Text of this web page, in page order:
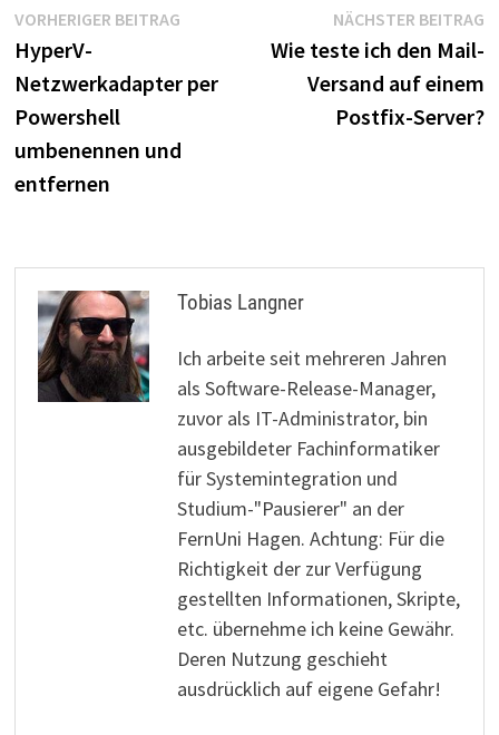
Beitragsnavigation
VORHERIGER BEITRAGVorheriger
HyperV-
Netzwerkadapter per
Powershell
umbenennen und
entfernen
NÄCHSTER BEITRAG
Wie teste ich den Mail-
Versand auf einem
Postfix-Server?
Tobias Langner
Ich arbeite seit mehreren Jahren
als Software-Release-Manager,
zuvor als IT-Administrator, bin
ausgebildeter Fachinformatiker
für Systemintegration und
Studium-"Pausierer" an der
FernUni Hagen. Achtung: Für die
Richtigkeit der zur Verfügung
gestellten Informationen, Skripte,
etc. übernehme ich keine Gewähr.
Deren Nutzung geschieht
ausdrücklich auf eigene Gefahr!